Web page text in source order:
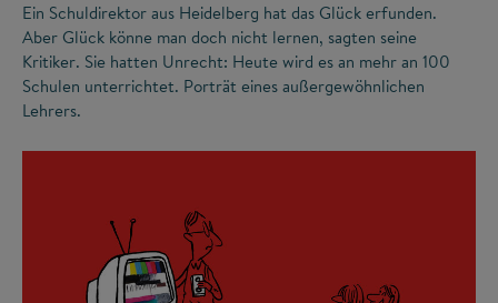
Ein Schuldirektor aus Heidelberg hat das Glück erfunden.
Aber Glück könne man doch nicht lernen, sagten seine
Kritiker. Sie hatten Unrecht: Heute wird es an mehr an 100
Schulen unterrichtet. Porträt eines außergewöhnlichen
Lehrers.